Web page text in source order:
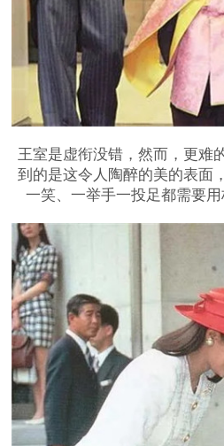
王室是虚衔没错，然而，更难
到的是这令人陶醉的美的表面
一笑、一举手一投足都需要用